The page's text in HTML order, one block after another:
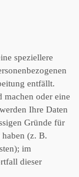
speziellere
entfällt.
machen oder eine
Ihre Daten
Gründe für
(z. B.
im
dieser